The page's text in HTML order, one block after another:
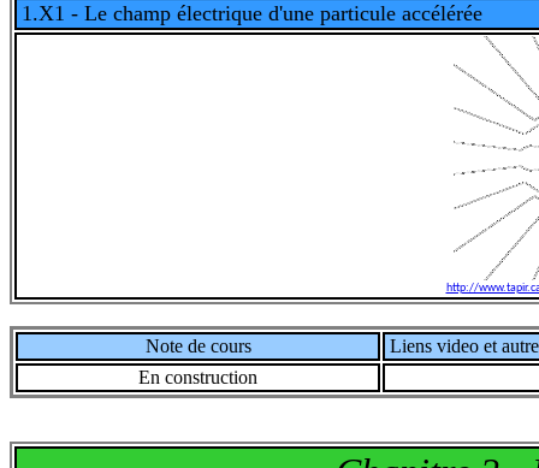
1.X1 - Le champ électrique d'une particule accélérée
http://
Note de cours
Liens video et
En construction